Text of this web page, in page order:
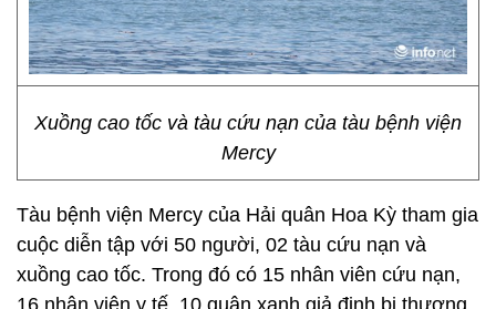
Xuồng cao tốc và tàu cứu nạn của tàu bệnh viện
Mercy
Tàu bệnh viện Mercy của Hải quân Hoa Kỳ tham gia
cuộc diễn tập với 50 người, 02 tàu cứu nạn và
xuồng cao tốc. Trong đó có 15 nhân viên cứu nạn,
16 nhân viên y tế, 10 quân xanh giả định bị thương,